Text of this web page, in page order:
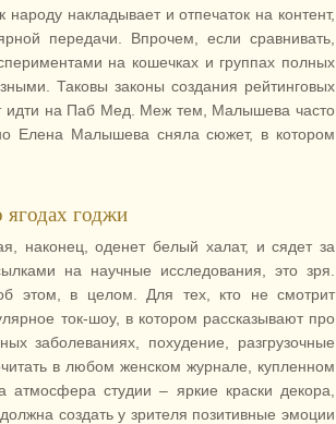
накладывает и отпечаток на контент,
передачи. Впрочем, если сравнивать,
на кошечках и группах полных
Таковы законы создания рейтинговых
идти на Паб Мед. Меж тем, Малышева часто
Елена Малышева сняла сюжет, в котором
годжи
наконец, оденет белый халат, и сядет за
на научные исследования, это зря.
этом, в целом. Для тех, кто не смотрит
ток-шоу, в котором рассказывают про
заболеваниях, похудение, разгрузочные
в любом женском журнале, купленном
студии – яркие краски декора,
создать у зрителя позитивные эмоции